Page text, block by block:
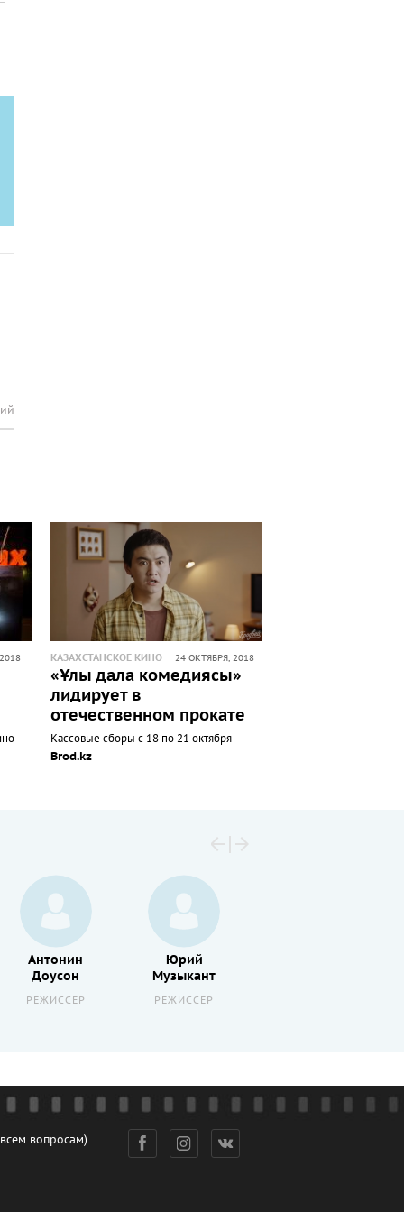
КАЗАХСТАНСКОЕ КИНО 24 ОКТЯБРЯ, 2018
«Ұлы дала комедиясы»
лидирует в
отечественном прокате
Кассовые сборы с 18 по 21 октября
Brod.kz
Антонин
Доусон
РЕЖИССЕР
Юрий
Музыкант
РЕЖИССЕР
вопросам)